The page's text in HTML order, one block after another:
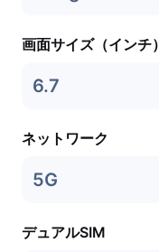
画面サイズ（インチ）
6.7
ネットワーク
5G
デュアルSIM